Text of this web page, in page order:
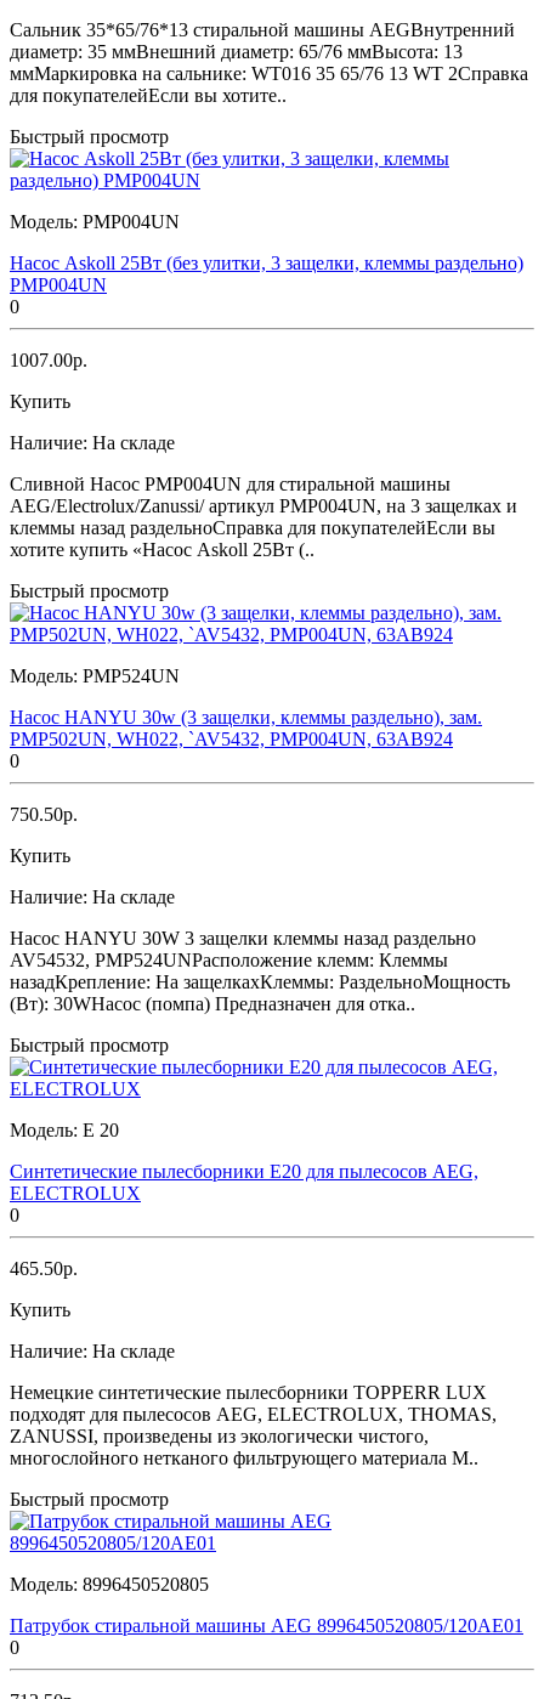
Сальник 35*65/76*13 стиральной машины AEGВнутренний
диаметр: 35 ммВнешний диаметр: 65/76 ммВысота: 13
ммМаркировка на сальнике: WT016 35 65/76 13 WT 2Справка
для покупателейЕсли вы хотите..
Быстрый просмотр
Модель: PMP004UN
Насос Askoll 25Вт (без улитки, 3 защелки, клеммы раздельно)
PMP004UN
0
1007.00р.
Купить
Наличие: На складе
Сливной Насос PMP004UN для стиральной машины
AEG/Electrolux/Zanussi/ артикул PMP004UN, на 3 защелках и
клеммы назад раздельноСправка для покупателейЕсли вы
хотите купить «Насос Askoll 25Вт (..
Быстрый просмотр
Модель: PMP524UN
Насос HANYU 30w (3 защелки, клеммы раздельно), зам.
PMP502UN, WH022, `AV5432, PMP004UN, 63AB924
0
750.50р.
Купить
Наличие: На складе
Насос HANYU 30W 3 защелки клеммы назад раздельно
AV54532, PMP524UNРасположение клемм: Клеммы
назадКрепление: На защелкахКлеммы: РаздельноМощность
(Вт): 30WНасос (помпа) Предназначен для отка..
Быстрый просмотр
Модель: E 20
Синтетические пылесборники E20 для пылесосов AEG,
ELECTROLUX
0
465.50р.
Купить
Наличие: На складе
Немецкие синтетические пылесборники TOPPERR LUX
подходят для пылесосов AEG, ELECTROLUX, THOMAS,
ZANUSSI, произведены из экологически чистого,
многослойного нетканого фильтрующего материала M..
Быстрый просмотр
Модель: 8996450520805
Патрубок стиральной машины AEG 8996450520805/120AE01
0